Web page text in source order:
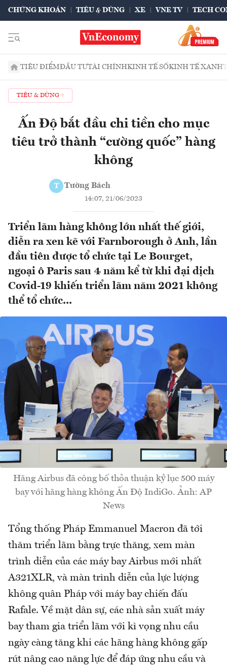
CHỨNG KHOÁN TIÊU & DÙNG XE VNE TV TECH
TIÊU ĐIỂMĐẦU TƯTÀI CHÍNHKINH TẾ SỐKINH TẾ XANH
TIÊU & DÙNG
Ấn Độ bắt đầu chi tiền cho mục
tiêu trở thành “cường quốc” hàng
không
T Tường Bách
14:07, 21/06/2023
Triển lãm hàng không lớn nhất thế giới,
diễn ra xen kẽ với Farnborough ở Anh, lần
đầu tiên được tổ chức tại Le Bourget,
ngoại ô Paris sau 4 năm kể từ khi đại dịch
Covid-19 khiến triển lãm năm 2021 không
thể tổ chức...
Hãng Airbus đã công bố thỏa thuận kỷ lục 500 máy
bay với hãng hàng không Ấn Độ IndiGo. Ảnh: AP
News
Tổng thống Pháp Emmanuel Macron đã tới
thăm triển lãm bằng trực thăng, xem màn
trình diễn của các máy bay Airbus mới nhất
A321XLR, và màn trình diễn của lực lượng
không quân Pháp với máy bay chiến đấu
Rafale. Về mặt dân sự, các nhà sản xuất máy
bay tham gia triển lãm với kì vọng nhu cầu
ngày càng tăng khi các hãng hàng không gấp
rút nâng cao năng lực để đáp ứng nhu cầu và